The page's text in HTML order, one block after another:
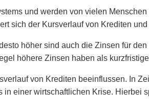
und werden von vielen
sich der Kursverlauf von Krediten
höher sind auch die Zinsen für
höhere Zinsen haben als
von Krediten beeinflussen. In
einer wirtschaftlichen Krise. Hierbei